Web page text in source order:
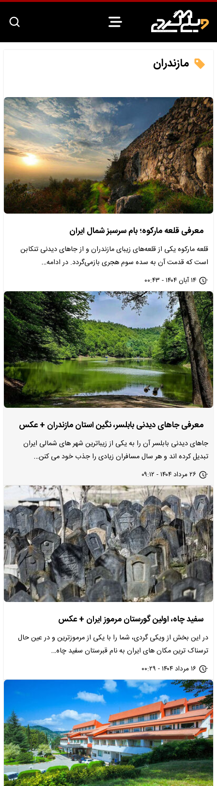
مازندران
معرفی قلعه مارکوه؛ بام سرسبز شمال ایران
قلعه مارکوه یکی از قلعه‌های زیبای مازندران و از جاهای دیدنی تنکابن
است که قدمت آن به سده سوم هجری بازمی‌گردد. در ادامه…
۱۴ آبان ۱۴۰۴ - ۰۰:۴۳
معرفی جاهای دیدنی بابلسر، نگین استان مازندران + عکس
جاهای دیدنی بابلسر آن را به یکی از زیباترین شهر های شمالی ایران
تبدیل کرده اند و هر سال مسافران زیادی را جذب خود می کنن…
۲۶ مرداد ۱۴۰۴ - ۰۹:۱۲
سفید چاه، اولین گورستان مرموز ایران + عکس
در این بخش از ویکی گردی، شما را با یکی از مرموزترین و در عین حال
ترسناک ترین مکان های ایران به نام قبرستان سفید چاه…
۱۶ مرداد ۱۴۰۴ - ۰۰:۲۹